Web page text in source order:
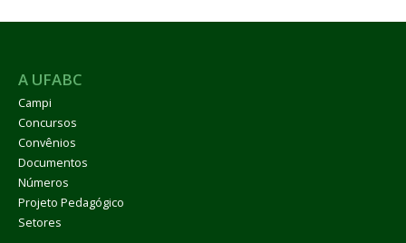
A UFABC
Campi
Concursos
Convênios
Documentos
Números
Projeto Pedagógico
Setores